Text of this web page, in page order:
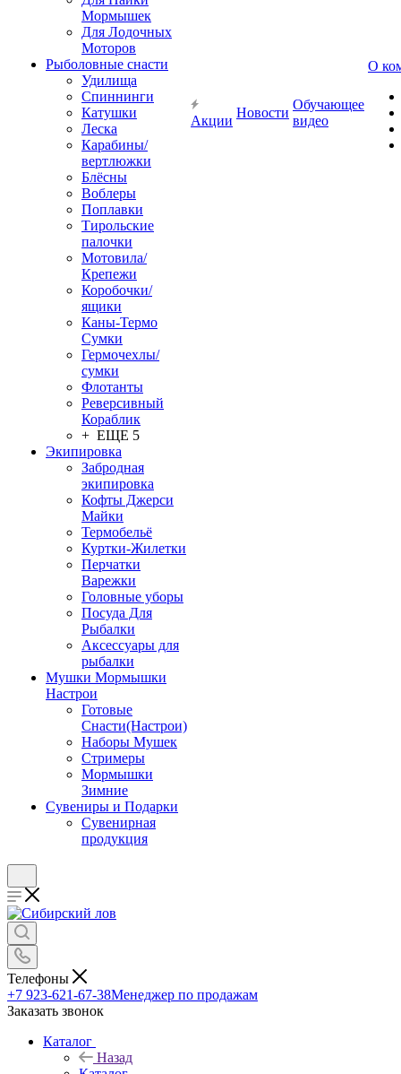
Мормышек
Для Лодочных
Моторов
Рыболовные снасти
Удилища
Спиннинги
Катушки
Леска
Карабины/
вертлюжки
Блёсны
Воблеры
Поплавки
Тирольские
палочки
Мотовила/
Крепежи
Коробочки/
ящики
Каны-Термо
Сумки
Гермочехлы/
сумки
Флотанты
Реверсивный
Кораблик
+ ЕЩЕ 5
Экипировка
Забродная
экипировка
Кофты Джерси
Майки
Термобельё
Куртки-Жилетки
Перчатки
Варежки
Головные уборы
Посуда Для
Рыбалки
Аксессуары для
рыбалки
Мушки Мормышки
Настрои
Готовые
Снасти(Настрои)
Наборы Мушек
Стримеры
Мормышки
Зимние
Сувениры и Подарки
Сувенирная
продукция
Акции
Новости
Обучающее
видео
О
Телефоны
+7 923-621-67-38Менеджер по продажам
Заказать звонок
Каталог
Назад